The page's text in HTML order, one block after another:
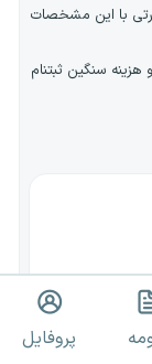
با این مشخصات
و هزینه سنگین ثبتنام
پروفایل